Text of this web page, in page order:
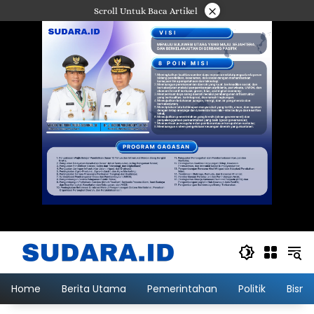
ke
Scroll Untuk Baca Artikel ×
Home Berita Utama Pemerintahan Politik